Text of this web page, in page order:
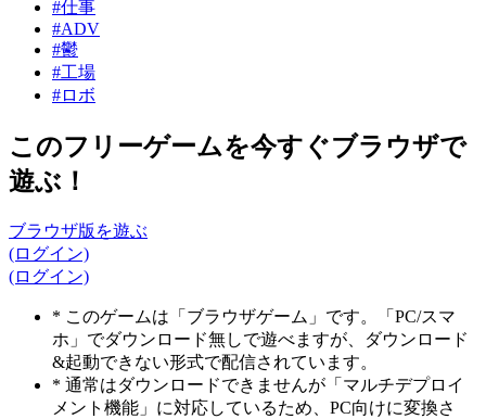
#仕事
#ADV
#鬱
#工場
#ロボ
このフリーゲームを今すぐブラウザで
遊ぶ！
ブラウザ版を遊ぶ
(ログイン)
(ログイン)
* このゲームは「ブラウザゲーム」です。「PC/スマ
ホ」でダウンロード無しで遊べますが、ダウンロード
&起動できない形式で配信されています。
* 通常はダウンロードできませんが「マルチデプロイ
メント機能」に対応しているため、PC向けに変換さ